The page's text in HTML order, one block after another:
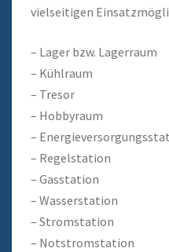
vielseitigen
– Lager bzw. Lagerraum
– Kühlraum
– Tresor
– Hobbyraum
–
– Regelstation
– Gasstation
– Wasserstation
– Stromstation
– Notstromstation